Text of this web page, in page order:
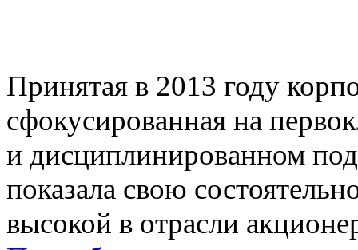
Принятая в 2013 году
сфокусированная на
и дисциплинированном
показала свою
высокой в отрасли